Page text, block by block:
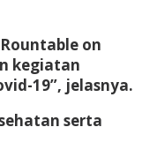
on
kegiatan
19”, jelasnya.
serta